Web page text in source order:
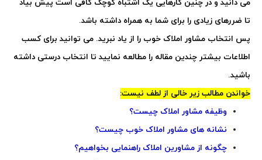
می دانید و در چنین کارهایی یک اشتباه کوچک کافی است پیش بیاد
تا ضررهای زیادی را برای شما به همراه داشته باشد.
پس انتخاب مشاور املاک خوب را از یاد نبرید. می توانید برای کسب
اطلاعات بیشتر چندین مقاله را مطالعه نمایید تا انتخاب درستی داشته
باشید.
خواندن مطالب زیر خالی از لطف نیست:
وظیفه مشاور املاک چیست؟
نشانه های مشاور املاک خوب چیست؟
چگونه از مشاورین املاک راهنمایی بخواهیم؟